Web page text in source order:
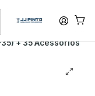
+75€ (excepto ilhas)
+ 35 Acessórios